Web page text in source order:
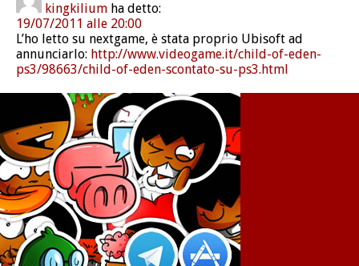
kingkilium ha detto:
19/07/2011 alle 20:00
L’ho letto su nextgame, è stata proprio Ubisoft ad
annunciarlo: http://www.videogame.it/child-of-eden-
ps3/98663/child-of-eden-scontato-su-ps3.html